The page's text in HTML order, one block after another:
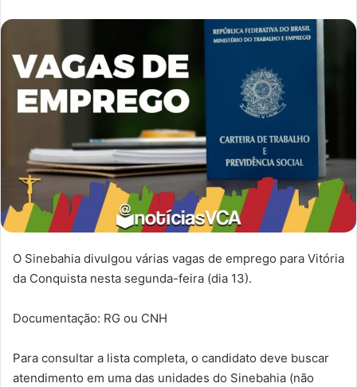
O Sinebahia divulgou várias vagas de emprego para Vitória
da Conquista nesta segunda-feira (dia 13).
Documentação: RG ou CNH
Para consultar a lista completa, o candidato deve buscar
atendimento em uma das unidades do Sinebahia (não